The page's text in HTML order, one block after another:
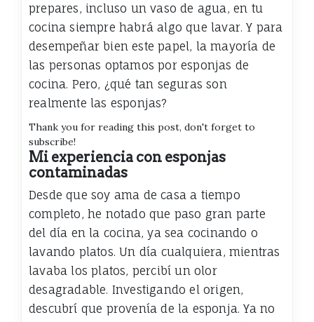
prepares, incluso un vaso de agua, en tu
cocina siempre habrá algo que lavar. Y para
desempeñar bien este papel, la mayoría de
las personas optamos por esponjas de
cocina. Pero, ¿qué tan seguras son
realmente las esponjas?
Thank you for reading this post, don't forget to
subscribe!
Mi experiencia con esponjas
contaminadas
Desde que soy ama de casa a tiempo
completo, he notado que paso gran parte
del día en la cocina, ya sea cocinando o
lavando platos. Un día cualquiera, mientras
lavaba los platos, percibí un olor
desagradable. Investigando el origen,
descubrí que provenía de la esponja. Ya no